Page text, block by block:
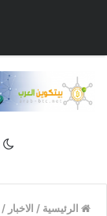
الرئيسية / الاخبار /